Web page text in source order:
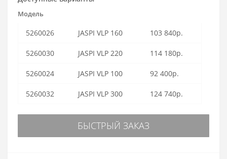
Модель
5260026 JASPI VLP 160 103 840р.
5260030 JASPI VLP 220 114 180р.
5260024 JASPI VLP 100 92 400р.
5260032 JASPI VLP 300 124 740р.
БЫСТРЫЙ ЗАКАЗ